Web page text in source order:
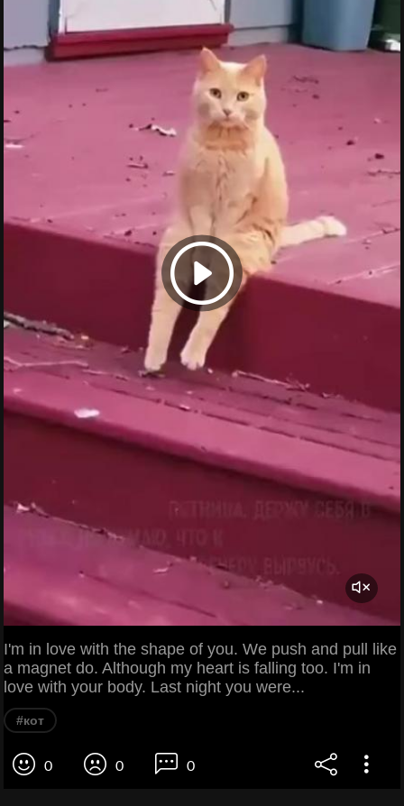
I'm in love with the shape of you. We push and pull like
a magnet do. Although my heart is falling too. I'm in
love with your body. Last night you were...
#кот
0 0 0